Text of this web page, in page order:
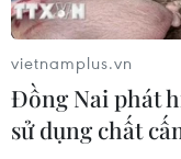
vietnamplus.vn
Đồng Nai phát
sử dụng chất